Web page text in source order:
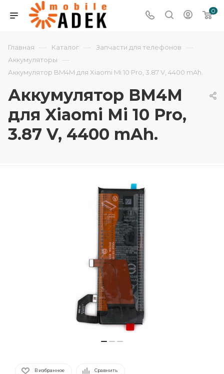
0
Главная — Каталог — Запчасти для телефонов —
Аккумуляторы —
Аккумулятор BM4M для Xiaomi Mi 10 Pro, 3.87 V, 4400 mAh.
Аккумулятор BM4M
для Xiaomi Mi 10 Pro,
3.87 V, 4400 mAh.
В избранное Сравнить